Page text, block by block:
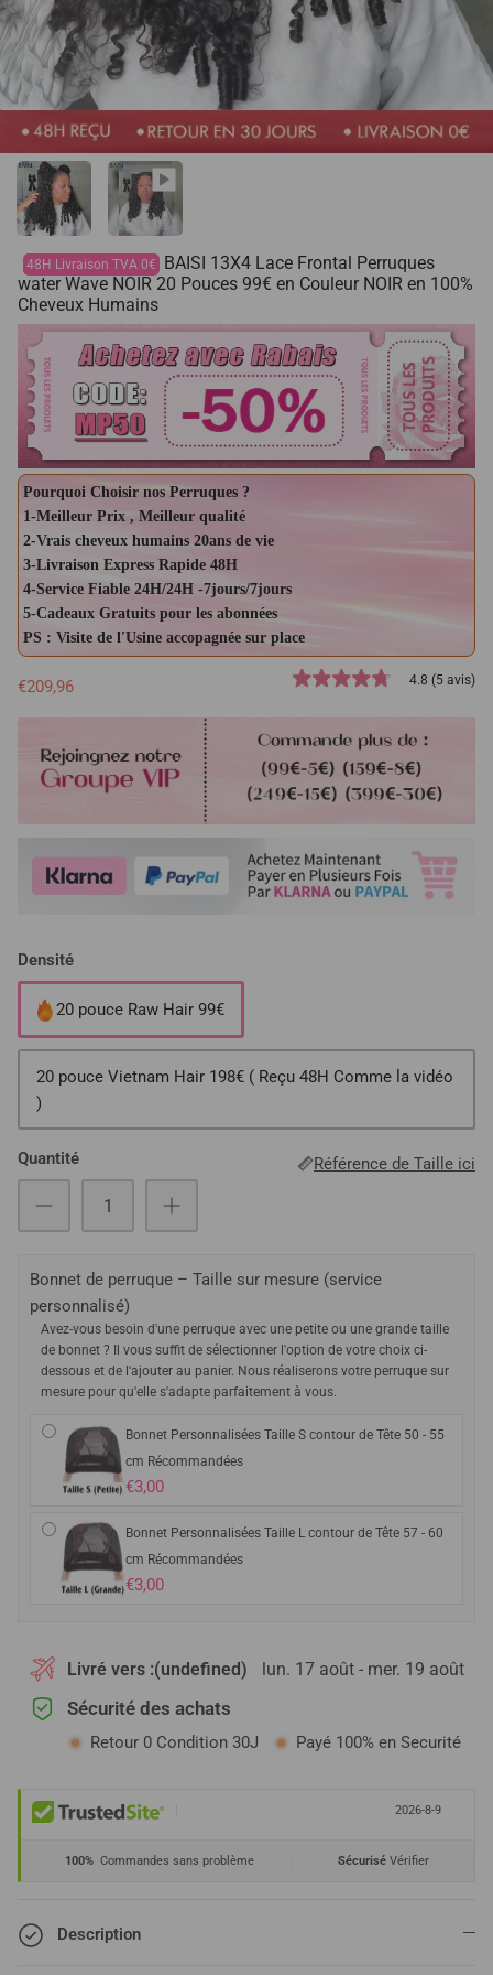
48H Livraison TVA 0€
BAISI 13X4 Lace Frontal Perruques
water Wave NOIR 20 Pouces 99€ en Couleur NOIR en 100%
Cheveux Humains
Pourquoi Choisir nos Perruques ?
1-Meilleur Prix , Meilleur qualité
2-Vrais cheveux humains 20ans de vie
3-Livraison Express Rapide 48H
4-Service Fiable 24H/24H -7jours/7jours
5-Cadeaux Gratuits pour les abonnées
PS : Visite de l'Usine accopagnée sur place
€209,96 4.8 (5 avis)
Densité
20 pouce Raw Hair 99€
20 pouce Vietnam Hair 198€ ( Reçu 48H Comme la vidéo
)
Quantité Référence de Taille ici
Bonnet de perruque – Taille sur mesure (service
personnalisé)
Avez-vous besoin d'une perruque avec une petite ou une grande taille
de bonnet ? Il vous suffit de sélectionner l'option de votre choix ci-
dessous et de l'ajouter au panier. Nous réaliserons votre perruque sur
mesure pour qu'elle s'adapte parfaitement à vous.
Bonnet Personnalisées Taille S contour de Tête 50 - 55
cm Récommandées
€3,00
Bonnet Personnalisées Taille L contour de Tête 57 - 60
cm Récommandées
€3,00
Livré vers :(undefined) lun. 17 août - mer. 19 août
Sécurité des achats
Retour 0 Condition 30J Payé 100% en Securité
2026-8-9
100% Commandes sans problème SécuriséVérifier
Description